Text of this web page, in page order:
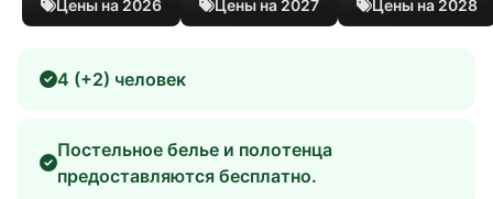
Цены на 2026 Цены на 2027 Цены на 2028
4 (+2) человек
Постельное белье и полотенца
предоставляются бесплатно.